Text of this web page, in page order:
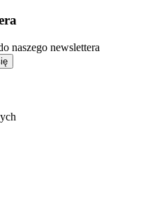
naszego newslettera